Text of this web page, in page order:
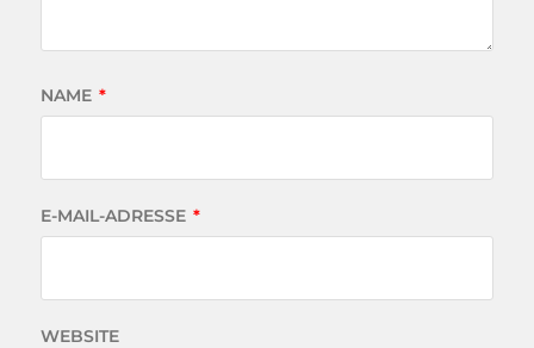
NAME *
E-MAIL-ADRESSE *
WEBSITE